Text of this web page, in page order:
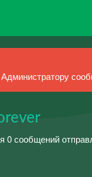
0 сообщений